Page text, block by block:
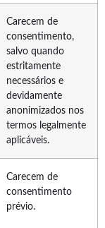
Carecem de
consentimento,
salvo quando
estritamente
necessários e
devidamente
anonimizados nos
termos legalmente
aplicáveis.
Carecem de
consentimento
prévio.